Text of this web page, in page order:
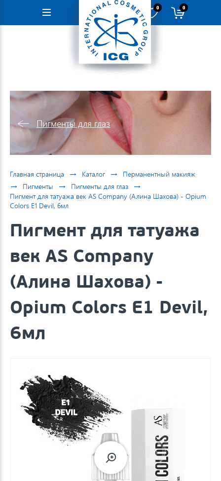
Навигация
0 0
Пигменты для глаз
Главная страница → Каталог → Перманентный макияж
→ Пигменты → Пигменты для глаз →
Пигмент для татуажа век AS Company (Алина Шахова) - Opium
Colors E1 Devil, 6мл
Пигмент для татуажа
век AS Company
(Алина Шахова) -
Opium Colors E1 Devil,
6мл